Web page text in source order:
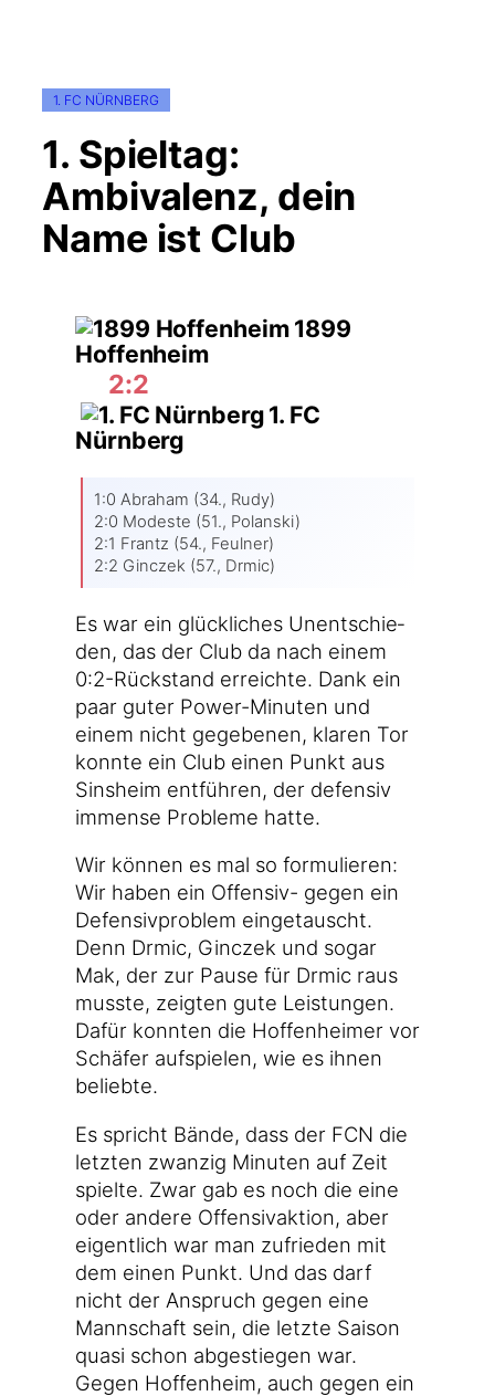
1. FC NÜRNBERG
1. Spieltag:
Ambivalenz, dein
Name ist Club
1899
Hoffenheim
2:2
1. FC
Nürnberg
1:0 Abra­ham (34., Rudy)
2:0 Mode­s­te (51., Polanski)
2:1 Frantz (54., Feulner)
2:2 Gin­c­zek (57., Drmic)
Es war ein glück­li­ches Unent­schie­
den, das der Club da nach einem
0:2-Rückstand erreich­te. Dank ein
paar guter Power-Minuten und
einem nicht gege­be­nen, kla­ren Tor
konn­te ein Club einen Punkt aus
Sins­heim ent­füh­ren, der defen­siv
immense Pro­ble­me hatte.
Wir kön­nen es mal so for­mu­lie­ren:
Wir haben ein Offensiv- gegen ein
Defen­siv­pro­blem ein­ge­tauscht.
Denn Drmic, Gin­c­zek und sogar
Mak, der zur Pau­se für Drmic raus
muss­te, zeig­ten gute Leis­tun­gen.
Dafür konn­ten die Hof­fen­hei­mer vor
Schä­fer auf­spie­len, wie es ihnen
beliebte.
Es spricht Bän­de, dass der FCN die
letz­ten zwan­zig Minu­ten auf Zeit
spiel­te. Zwar gab es noch die eine
oder ande­re Offen­siv­ak­ti­on, aber
eigent­lich war man zufrie­den mit
dem einen Punkt. Und das darf
nicht der Anspruch gegen eine
Mann­schaft sein, die letz­te Sai­son
qua­si schon abge­stie­gen war.
Gegen Hof­fen­heim, auch gegen ein